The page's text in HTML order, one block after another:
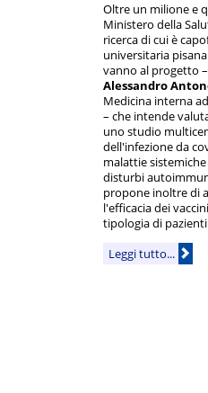
Oltre un milione e
Ministero della
ricerca di cui è
universitaria
vanno al progetto
Alessandro
Medicina interna
– che intende
uno studio
dell'infezione da
malattie
disturbi
propone inoltre di
l'efficacia dei
tipologia di
Leggi tutto...